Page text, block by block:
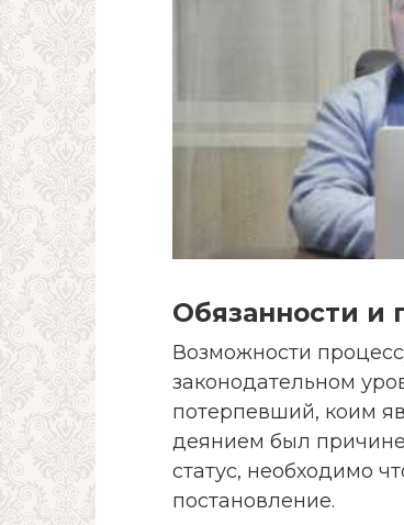
Обязанности и
Возможности
законодательном
потерпевший, коим
деянием был
статус, необходимо
постановление.